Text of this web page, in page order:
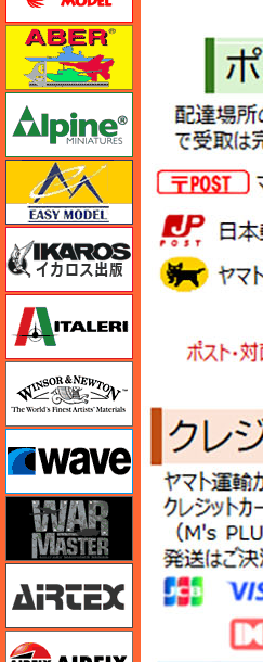
アルパイン
イージーモデル
イカロス出版
ウェーブ
ウォーマスターズ
エアテックス